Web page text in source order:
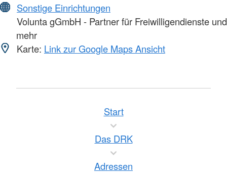
Sonstige Einrichtungen
Volunta gGmbH - Partner für Freiwilligendienste und
mehr
Karte: Link zur Google Maps Ansicht
Start
Das DRK
Adressen